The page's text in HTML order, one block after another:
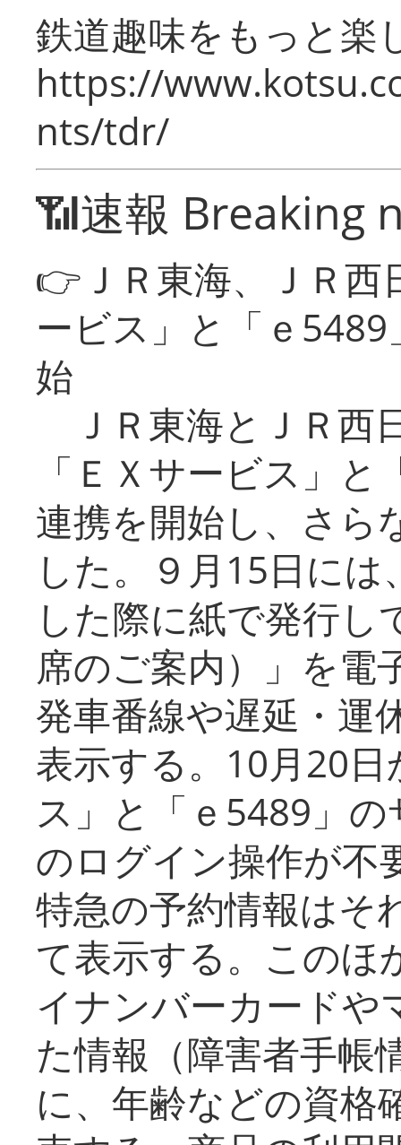
鉄道趣味をもっと楽
https://
nts/tdr/
📶速報 Breaking
👉ＪＲ東海、ＪＲ
ービス」と「ｅ
始
ＪＲ東海とＪＲ西
「ＥＸサービス」
連携を開始し、さら
した。９月15日に
した際に紙で発行し
席のご案内）」を電
発車番線や遅延・運
表示する。10月20
ス」と「ｅ5489」
のログイン操作が不
特急の予約情報はそ
て表示する。このほ
イナンバーカードや
た情報（障害者手帳
に、年齢などの資格